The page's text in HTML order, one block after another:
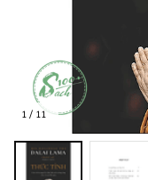
1 / 11